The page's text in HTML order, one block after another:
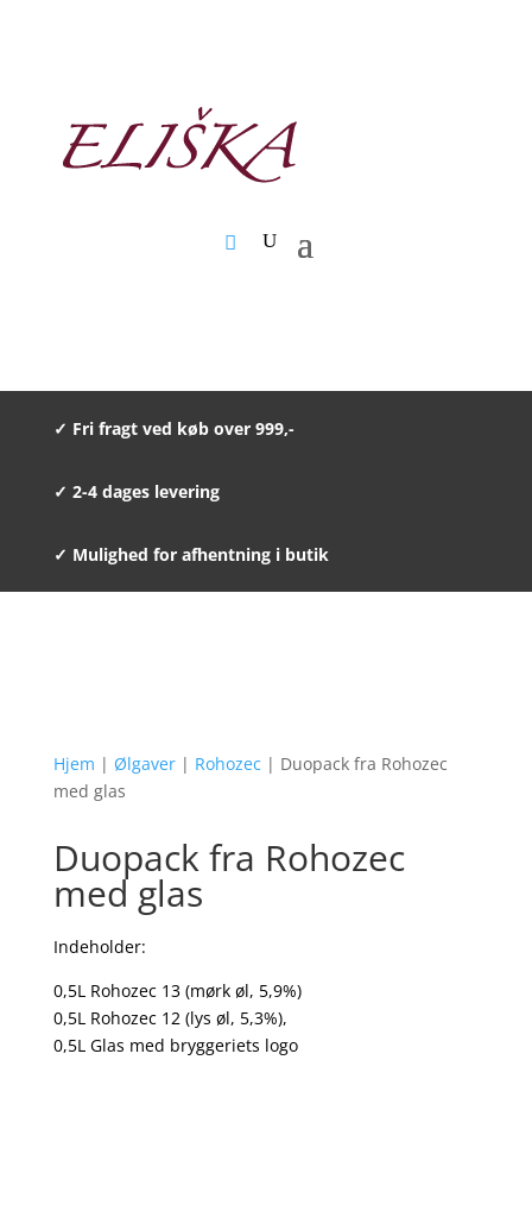
✓ Fri fragt ved køb over 999,-
✓ 2-4 dages levering
✓ Mulighed for afhentning i butik
Hjem | Ølgaver| Rohozec | Duopack fra Rohozec
med glas
Duopack fra Rohozec
med glas
Indeholder:
0,5L Rohozec 13 (mørk øl, 5,9%)
0,5L Rohozec 12 (lys øl, 5,3%),
0,5L Glas med bryggeriets logo